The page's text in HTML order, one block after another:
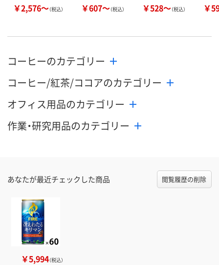
￥2,576～（税込） ￥607～（税込） ￥528～（税込） ￥
コーヒーのカテゴリー
コーヒー/紅茶/ココアのカテゴリー
オフィス用品のカテゴリー
作業・研究用品のカテゴリー
あなたが最近チェックした商品 閲覧履歴の削除
￥5,994（税込）